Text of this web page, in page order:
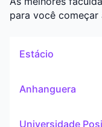
para você começar
Estácio
Anhanguera
Universidade